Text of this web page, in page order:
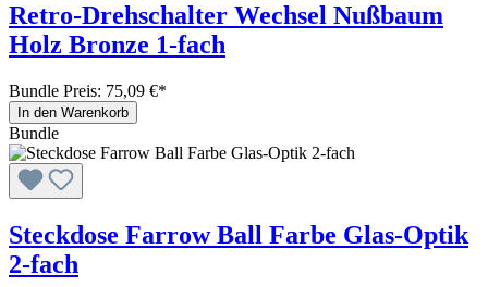
Retro-Drehschalter Wechsel Nußbaum
Holz Bronze 1-fach
Bundle Preis: 75,09 €*
In den Warenkorb
Bundle
Steckdose Farrow Ball Farbe Glas-Optik
2-fach